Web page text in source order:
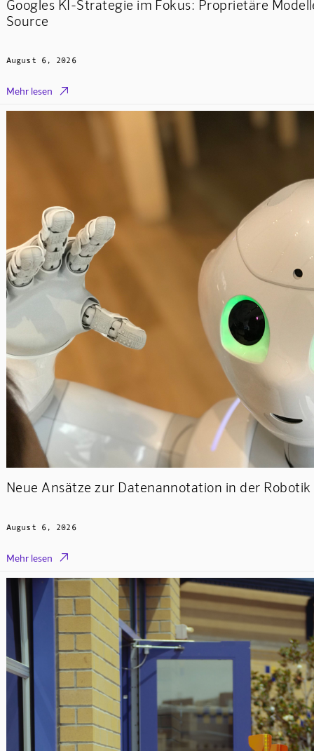
Googles KI-Strategie im Fokus: Proprietäre
Source
August 6, 2026
Mehr lesen 
Neue Ansätze zur Datenannotation in der
August 6, 2026
Mehr lesen 